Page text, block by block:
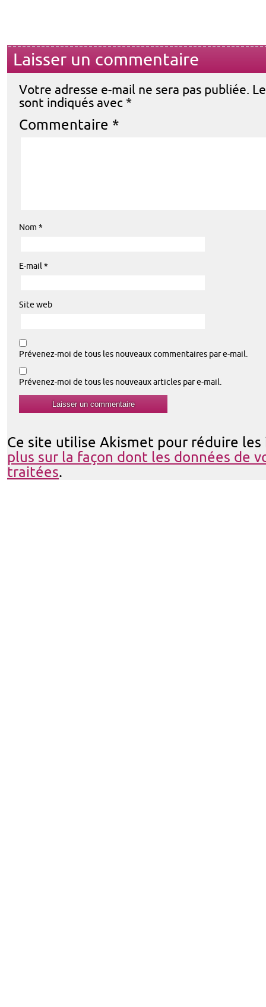
Laisser un commentaire
Votre adresse e-mail ne sera pas publiée.
sont indiqués avec *
Commentaire *
Nom *
E-mail *
Site web
Prévenez-moi de tous les nouveaux commentaires par e-mail.
Prévenez-moi de tous les nouveaux articles par e-mail.
Ce site utilise Akismet pour réduire
plus sur la façon dont les données de
traitées.